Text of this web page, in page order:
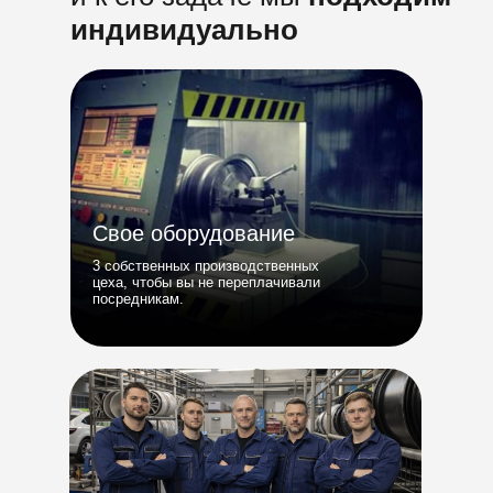
Свое оборудование
3 собственных производственных
цеха, чтобы вы не переплачивали
посредникам.
индивидуально